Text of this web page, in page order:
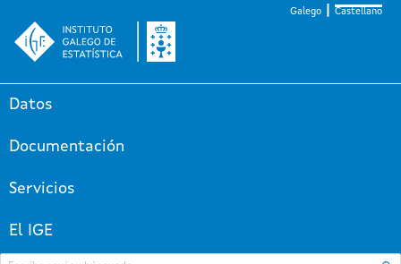
Galego Castellano
Datos
Documentación
Servicios
El IGE